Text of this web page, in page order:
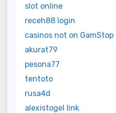
slot online
receh88 login
casinos not on GamStop
akurat79
pesona77
tentoto
rusa4d
alexistogel link